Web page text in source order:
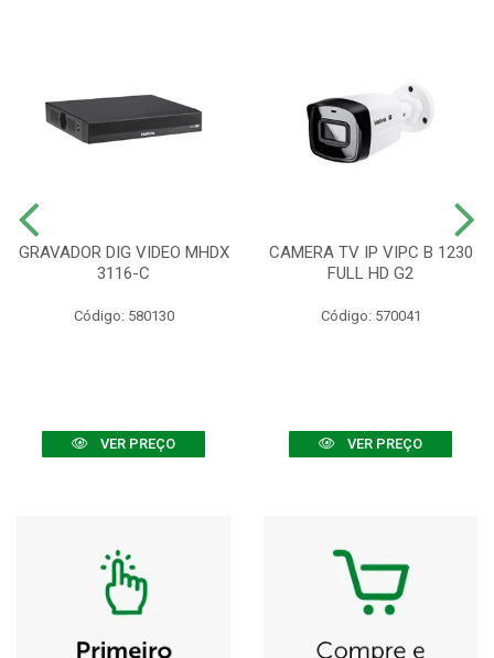
GRAVADOR DIG VIDEO MHDX
3116-C
Código: 580130
VER PREÇO
CAMERA TV IP VIPC B 1230
FULL HD G2
Código: 570041
VER PREÇO